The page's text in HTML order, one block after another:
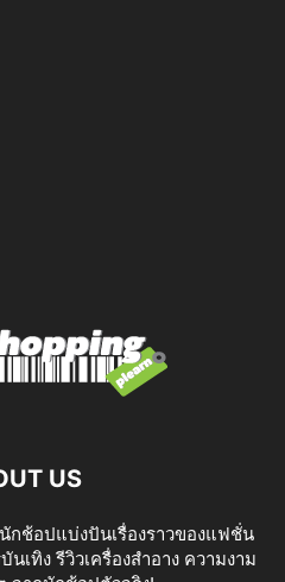
US
ช้อปแบ่งปันเรื่องราวของแฟชั่น
เทิง รีวิวเครื่องสำอาง ความงาม